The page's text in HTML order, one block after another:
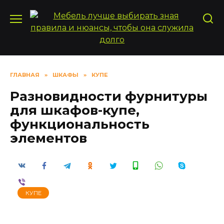
содержанию
ГЛАВНАЯ » ШКАФЫ » КУПЕ
Разновидности фурнитуры
для шкафов-купе,
функциональность
элементов
КУПЕ